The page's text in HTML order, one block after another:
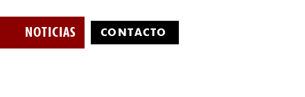
NOTICIAS CONTÁCTO